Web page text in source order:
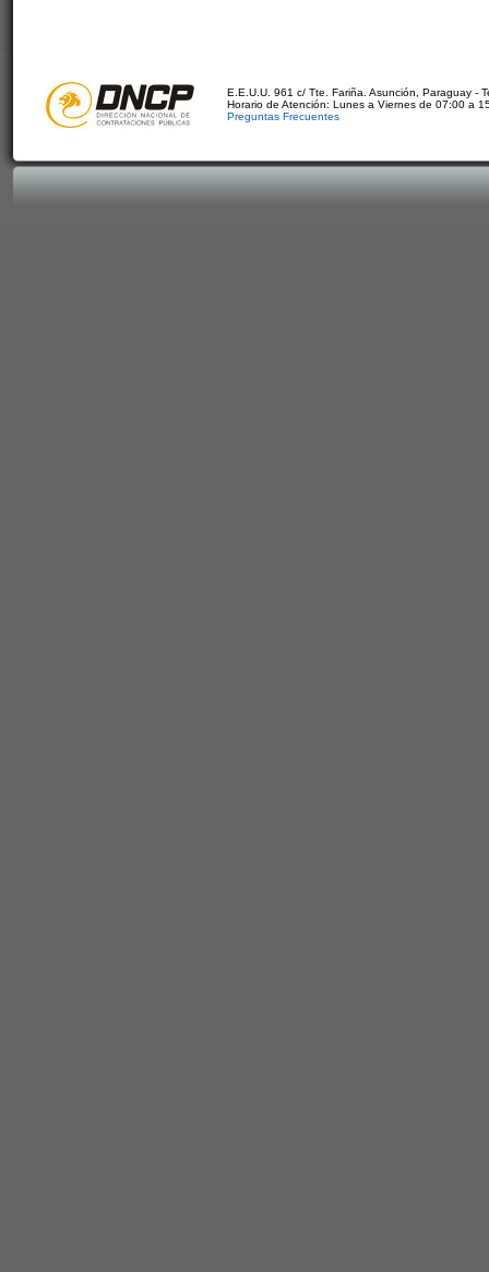
E.E.U.U. 961 c/ Tte. Fariña. Asunción, Paraguay -
Horario de Atención: Lunes a Viernes de 07:00 a
Preguntas Frecuentes